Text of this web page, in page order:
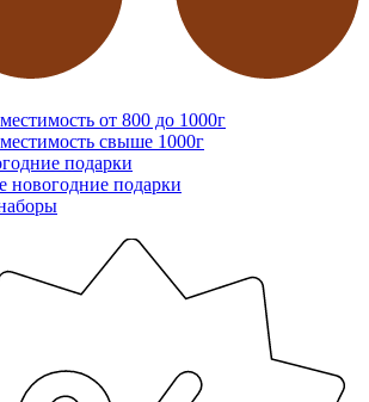
от 800 до 1000г
свыше 1000г
подарки
новогодние подарки